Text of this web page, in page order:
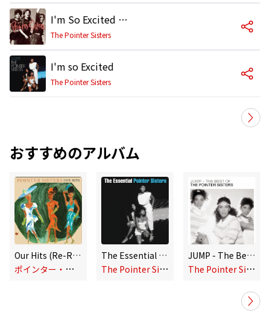
I'm So Excited (Single Remix)
The Pointer Sisters
I'm so Excited
The Pointer Sisters
おすすめのアルバム
Our Hits (Re-Recorded Versions)
ポ
インター・シスターズ
The Essential Pointer Sisters
T
he Pointer Sisters
JUMP - The Best Of
T
he Pointer Sisters